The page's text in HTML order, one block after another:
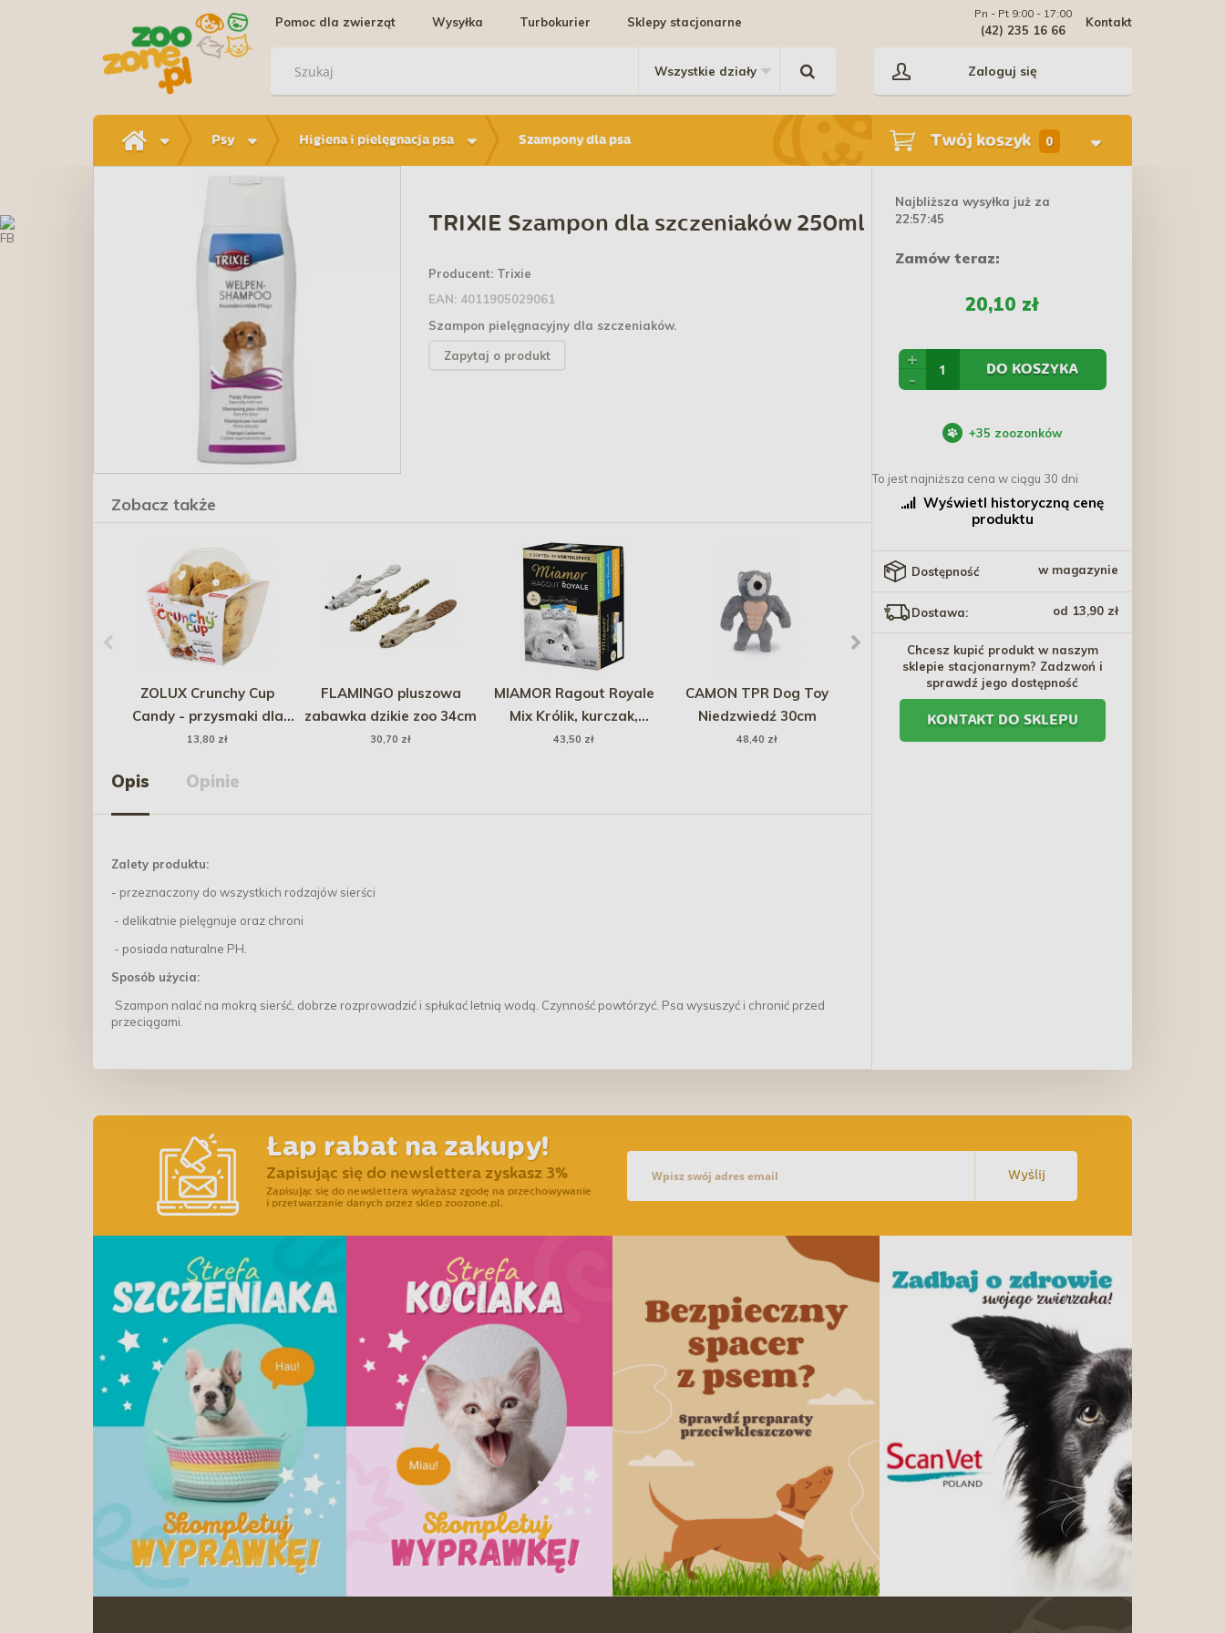
Pomoc dla zwierząt Wysyłka Turbokurier Sklepy stacjonarne Kontakt
Pn - Pt 9:00 - 17:00
(42) 235 16 66
Zaloguj się
Psy Higiena i pielęgnacja psa Szampony dla psa Twój koszyk 0
TRIXIE Szampon dla szczeniaków 250ml
Producent: Trixie
EAN: 4011905029061
Szampon pielęgnacyjny dla szczeniaków.
Zapytaj o produkt
Zobacz także
ZOLUX Crunchy Cup
Candy - przysmaki dla
gryzonia naturalne/z
13,80 zł
FLAMINGO pluszowa
zabawka dzikie zoo 34cm
30,70 zł
MIAMOR Ragout Royale
Mix Królik, kurczak,
tuńczyk w galaretce 12x
43,50 zł
CAMON TPR Dog Toy
Niedzwiedź 30cm
48,40 zł
BALTICA PRZYSMAKI
REGIONÓW mięsne paski
dla szczeniąt indyk 90g
17,90 zł
ziołowy 25 cm z otworem
35,70 zł
Opis Opinie
Zalety produktu:
- przeznaczony do wszystkich rodzajów sierści
- delikatnie pielęgnuje oraz chroni
- posiada naturalne PH.
Sposób użycia:
Szampon nalać na mokrą sierść, dobrze rozprowadzić i spłukać letnią wodą. Czynność powtórzyć. Psa wysuszyć i chronić przed
przeciągami.
Najbliższa wysyłka już za
22:57:44
Zamów teraz:
20,10 zł
+
-
DO KOSZYKA
+35 zoozonków
To jest najniższa cena w ciągu 30 dni
Wyświetl historyczną cenę
produktu
Dostępność w magazynie
Dostawa: od 13,90 zł
Chcesz kupić produkt w naszym
sklepie stacjonarnym? Zadzwoń i
sprawdź jego dostępność
KONTAKT DO SKLEPU
Łap rabat na zakupy!
Zapisując się do newslettera zyskasz 3%
Zapisując się do newslettera wyrażasz zgodę na przechowywanie
i przetwarzanie danych przez sklep zoozone.pl.
Wyślij